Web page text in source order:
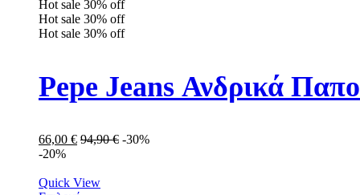
Hot sale 30% off
Hot sale 30% off
Hot sale 30% off
Pepe Jeans Ανδρικά
66,00 € 94,90€ -30%
-20%
Quick View